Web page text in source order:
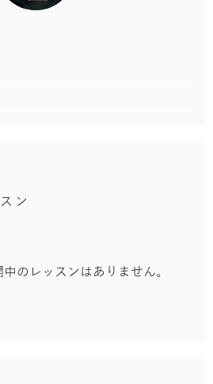
ン
のレッスンはありません。